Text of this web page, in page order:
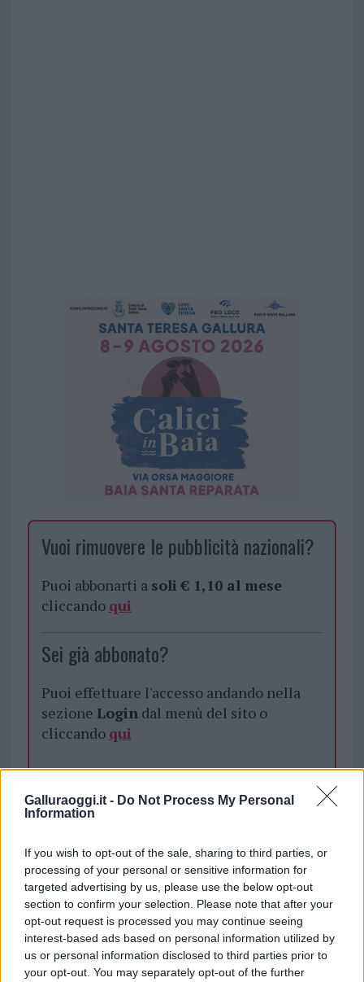
Galluraoggi.it - Do Not Process My Personal
Information
If you wish to opt-out of the sale, sharing to third parties, or
processing of your personal or sensitive information for
targeted advertising by us, please use the below opt-out
section to confirm your selection. Please note that after your
opt-out request is processed you may continue seeing
interest-based ads based on personal information utilized by
us or personal information disclosed to third parties prior to
your opt-out. You may separately opt-out of the further
Vuoi rimuovere le pubblicità nazionali?
Puoi abbonarti a soli € 1,10 al mese
cliccando qui
Sei già abbonato?
Puoi effettuare l'accesso andando nella
sezione Logindal menù del sito o
cliccando qui
TEMI:
Comune Di Olbia
Consiglio Comunale Olbia
Inviaci le tue segnalazioni,
i tuoi video e le tue foto
Su WhatsApp al numero +39
345 356 7512